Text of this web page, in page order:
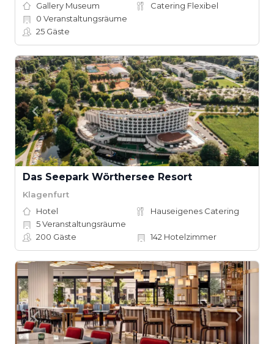
Gallery Museum
Catering Flexibel
0 Veranstaltungsräume
25 Gäste
Das Seepark Wörthersee Resort
Klagenfurt
Hotel
Hauseigenes Catering
5Veranstaltungsräume
200 Gäste 142 Hotelzimmer